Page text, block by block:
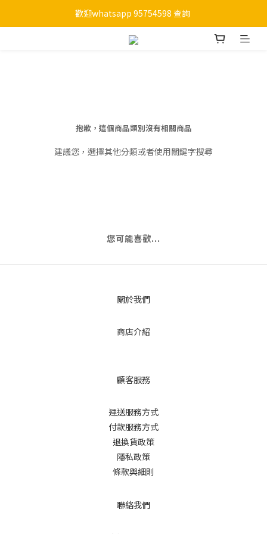
購物滿HKD 450 免運費
歡迎whatsapp 95754598 查詢
購物滿HKD 450 免運費
抱歉，這個商品類別沒有相關商品
建議您，選擇其他分類或者使用關鍵字搜尋
您可能喜歡...
關於我們
商店介紹
顧客服務
運送服務方式
付款服務方式
退換貨政策
隱私政策
條款與細則
聯絡我們